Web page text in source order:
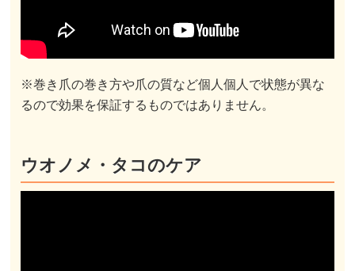
※巻き爪の巻き方や爪の質など個人個人で状態が異な
るので効果を保証するものではありません。
ウオノメ・タコのケア